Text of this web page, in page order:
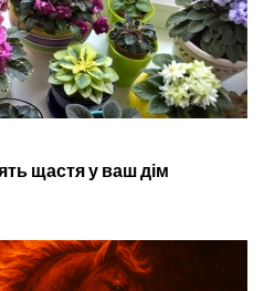
щастя у ваш дім